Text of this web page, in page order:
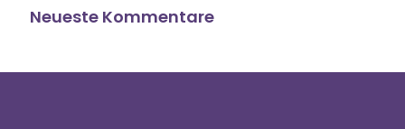
Neueste Kommentare